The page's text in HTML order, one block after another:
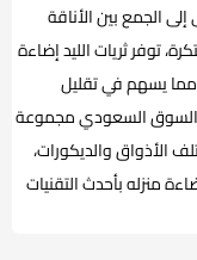
إلى الجمع بين الأناقة
توفر ثريات الليد إضاءة
يسهم في تقليل
السوق السعودي مجموعة
الأذواق والديكورات،
منزله بأحدث التقنيات